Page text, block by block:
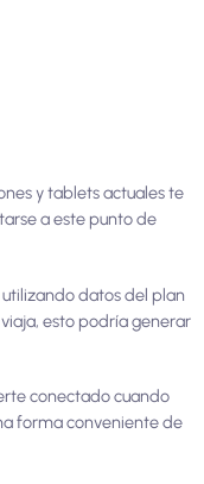
y tablets actuales te
a este punto de
datos del plan
esto podría generar
conectado cuando
forma conveniente de